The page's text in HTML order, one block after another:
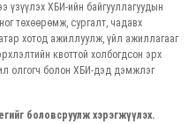
ХБИ-ийн байгууллагуудын
төхөөрөмж, сургалт, чадавх
хотод ажиллуулж, үйл ажиллагааг
квоттой холбогдсон эрх
олгогч болон ХБИ-дэд дэмжлэг
боловсруулж хэрэгжүүлэх.